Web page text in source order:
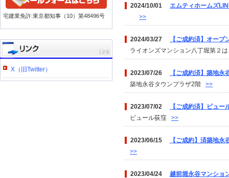
2024/10/01 エムティホームズ
>>
2024/03/27
【ご成約済】オー
ライオンズマンション八丁堀第２
2023/07/26
【ご成約済】築地
築地永谷タウンプラザ2階 >>
2023/07/02
【ご成約済】ビュー
ビュール荻窪 >>
2023/06/15
【ご成約】済築地永
>>
2023/04/24 越前堀永谷マンショ
宅建業免許:東京都知事（10）第48496号
X（旧Twitter）